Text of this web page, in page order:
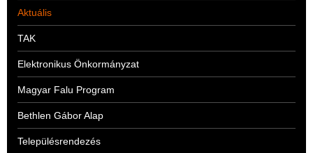
Aktuális
TAK
Elektronikus Önkormányzat
Magyar Falu Program
Bethlen Gábor Alap
Településrendezés